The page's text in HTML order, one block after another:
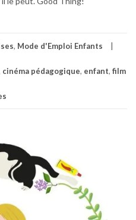
, Mode d'Emploi Enfants
cinéma pédagogique, enfant, film